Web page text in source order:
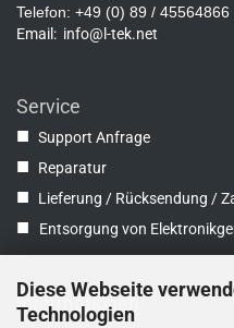
Diese Webseite
Technologien
Telefon: +49 (0) 89 / 45564866
Email: info@l-tek.net
Service
■ Support Anfrage
■ Reparatur
■ Lieferung / Rücksendung /
■ Entsorgung von
Informationen